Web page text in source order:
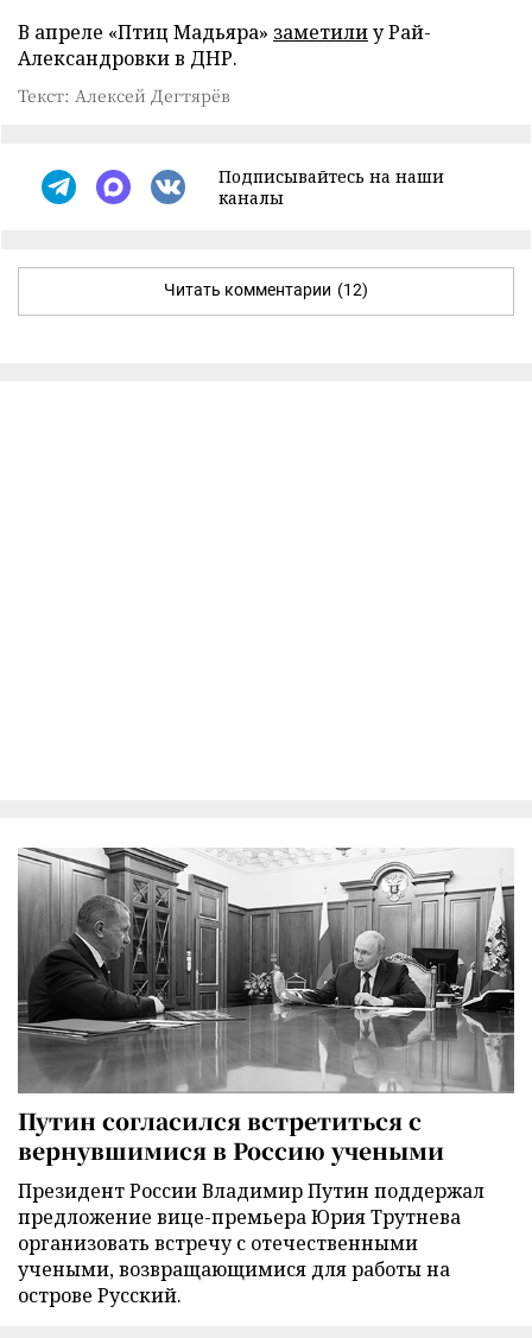
В апреле «Птиц Мадьяра» заметилиу Рай-
Александровки в ДНР.
Текст: Алексей Дегтярёв
Подписывайтесь на наши
каналы
Читать комментарии (12)
Путин согласился встретиться с
вернувшимися в Россию учеными
Президент России Владимир Путин поддержал
предложение вице-премьера Юрия Трутнева
организовать встречу с отечественными
учеными, возвращающимися для работы на
острове Русский.